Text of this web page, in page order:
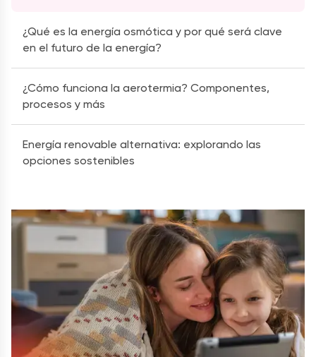
¿Qué es la energía osmótica y por qué será clave
en el futuro de la energía?
¿Cómo funciona la aerotermia? Componentes,
procesos y más
Energía renovable alternativa: explorando las
opciones sostenibles